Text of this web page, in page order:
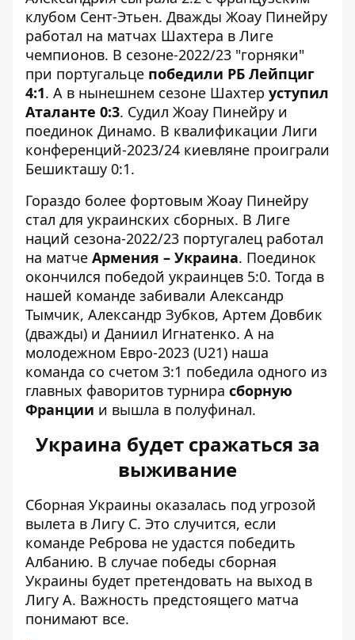
клубом Сент-Этьен. Дважды Жоау Пинейру
работал на матчах Шахтера в Лиге
чемпионов. В сезоне-2022/23 "горняки"
при португальце победили РБ Лейпциг
4:1. А в нынешнем сезоне Шахтер уступил
Аталанте 0:3. Судил Жоау Пинейру и
поединок Динамо. В квалификации Лиги
конференций-2023/24 киевляне проиграли
Бешикташу 0:1.
Гораздо более фортовым Жоау Пинейру
стал для украинских сборных. В Лиге
наций сезона-2022/23 португалец работал
на матче Армения – Украина. Поединок
окончился победой украинцев 5:0. Тогда в
нашей команде забивали Александр
Тымчик, Александр Зубков, Артем Довбик
(дважды) и Даниил Игнатенко. А на
молодежном Евро-2023 (U21) наша
команда со счетом 3:1 победила одного из
главных фаворитов турнира сборную
Франции и вышла в полуфинал.
Украина будет сражаться за
выживание
Сборная Украины оказалась под угрозой
вылета в Лигу С. Это случится, если
команде Реброва не удастся победить
Албанию. В случае победы сборная
Украины будет претендовать на выход в
Лигу А. Важность предстоящего матча
понимают все.